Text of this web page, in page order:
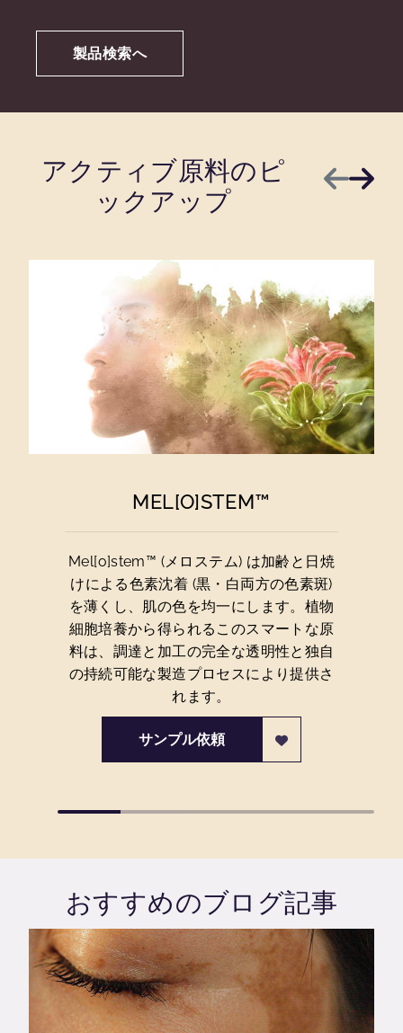
製品検索へ
アクティブ原料のピ
ックアップ
前へ次へ
MEL[O]STEM™
Mel[o]stem™ (メロステム) は加齢と日焼
けによる色素沈着 (黒・白両方の色素斑)
を薄くし、肌の色を均一にします。植物
細胞培養から得られるこのスマートな原
料は、調達と加工の完全な透明性と独自
の持続可能な製造プロセスにより提供さ
れます。
サンプル依頼
おすすめのブログ記事